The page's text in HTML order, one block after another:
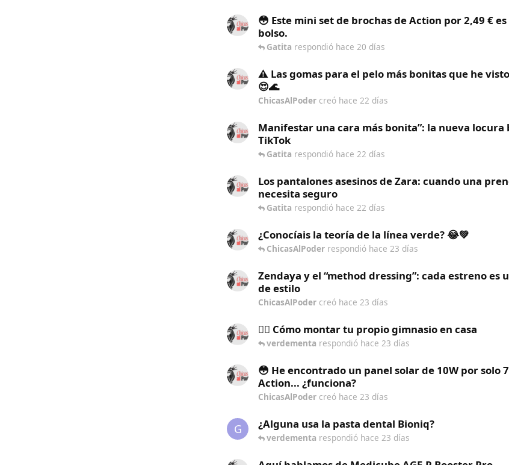
😳 Este mini set de brochas de Action por 2,49 €
bolso.
Gatita respondió hace 20 días
⚠️ Las gomas para el pelo más bonitas que he
😍🌊
ChicasAlPoder creó hace 22 días
Manifestar una cara más bonita”: la nueva locura
TikTok
Gatita respondió hace 22 días
Los pantalones asesinos de Zara: cuando una
necesita seguro
Gatita respondió hace 22 días
¿Conocíais la teoría de la línea verde? 😂💚
ChicasAlPoder respondió hace 23 días
Zendaya y el “method dressing”: cada estreno es
de estilo
ChicasAlPoder creó hace 23 días
🏋️‍♀️ Cómo montar tu propio gimnasio en casa
verdementa respondió hace 23 días
😳 He encontrado un panel solar de 10W por solo
Action... ¿funciona?
ChicasAlPoder creó hace 23 días
G ¿Alguna usa la pasta dental Bioniq?
verdementa respondió hace 23 días